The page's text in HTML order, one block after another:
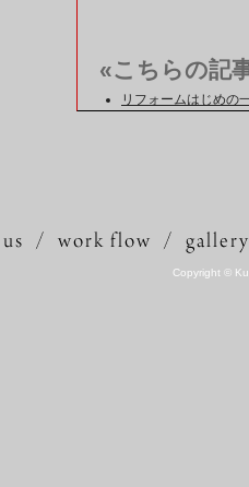
«こちらの記
リフォームはじめの
Copyright ©